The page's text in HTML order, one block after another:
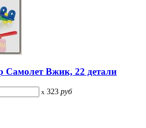
Самолет Вжик, 22 детали
x 323 руб